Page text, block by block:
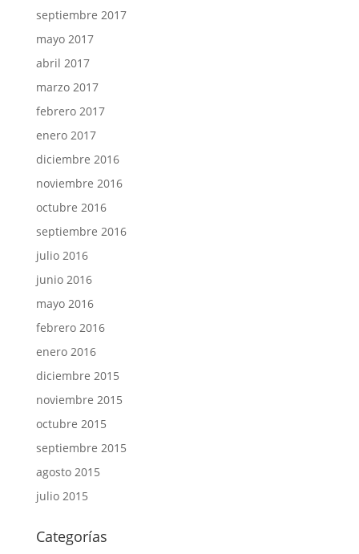
septiembre 2017
mayo 2017
abril 2017
marzo 2017
febrero 2017
enero 2017
diciembre 2016
noviembre 2016
octubre 2016
septiembre 2016
julio 2016
junio 2016
mayo 2016
febrero 2016
enero 2016
diciembre 2015
noviembre 2015
octubre 2015
septiembre 2015
agosto 2015
julio 2015
Categorías